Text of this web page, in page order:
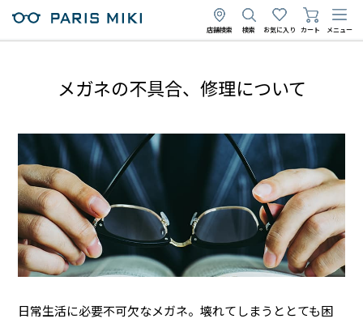
店舗検索 検索 お気に入り カート メニュー
メガネの不具合、修理について
日常生活に必要不可欠なメガネ。壊れてしまうととても困